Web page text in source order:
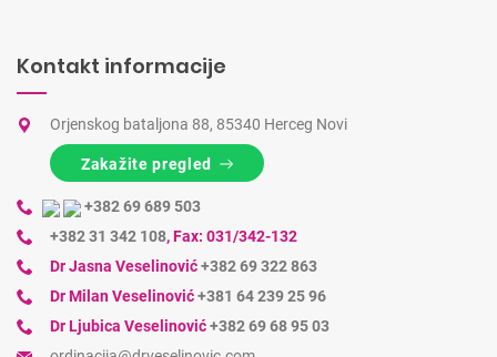
Kontakt informacije
Orjenskog bataljona 88, 85340 Herceg Novi
Zakažite pregled
+382 69 689 503
+382 31 342 108,Fax: 031/342-132
Dr Jasna Veselinović+382 69 322 863
Dr Milan Veselinović+381 64 239 25 96
Dr Ljubica Veselinović+382 69 68 95 03